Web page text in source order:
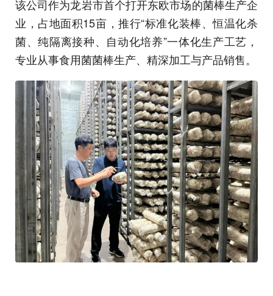
该公司作为龙岩市首个打开东欧市场的菌棒生产企
业，占地面积15亩，推行“标准化装棒、恒温化杀
菌、纯隔离接种、自动化培养”一体化生产工艺，
专业从事食用菌菌棒生产、精深加工与产品销售。